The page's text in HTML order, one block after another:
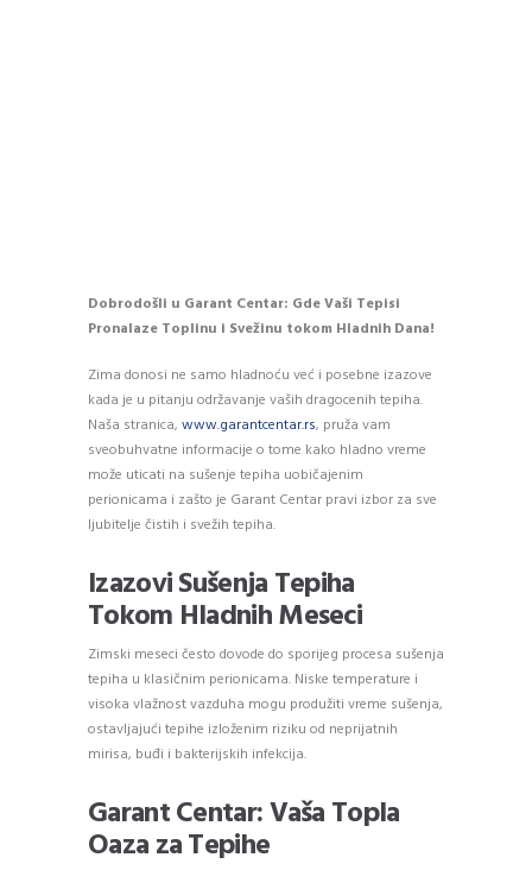
Dobrodošli u Garant Centar: Gde Vaši Tepisi
Pronalaze Toplinu i Svežinu tokom Hladnih Dana!
Zima donosi ne samo hladnoću već i posebne izazove
kada je u pitanju održavanje vaših dragocenih tepiha.
Naša stranica, www.garantcentar.rs, pruža vam
sveobuhvatne informacije o tome kako hladno vreme
može uticati na sušenje tepiha uobičajenim
perionicama i zašto je Garant Centar pravi izbor za sve
ljubitelje čistih i svežih tepiha.
Izazovi Sušenja Tepiha
Tokom Hladnih Meseci
Zimski meseci često dovode do sporijeg procesa sušenja
tepiha u klasičnim perionicama. Niske temperature i
visoka vlažnost vazduha mogu produžiti vreme sušenja,
ostavljajući tepihe izloženim riziku od neprijatnih
mirisa, buđi i bakterijskih infekcija.
Garant Centar: Vaša Topla
Oaza za Tepihe